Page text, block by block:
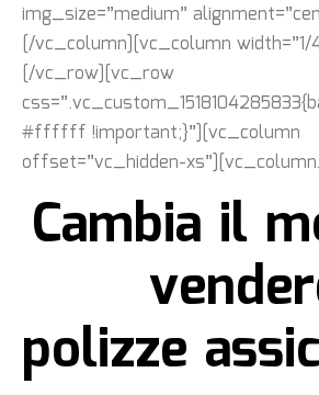
img_size=”medium”
[/vc_column][vc_column
[/vc_row][vc_row
#ffffff !important;}”][vc_column
offset=”vc_hidden-
Cambia il
polizze